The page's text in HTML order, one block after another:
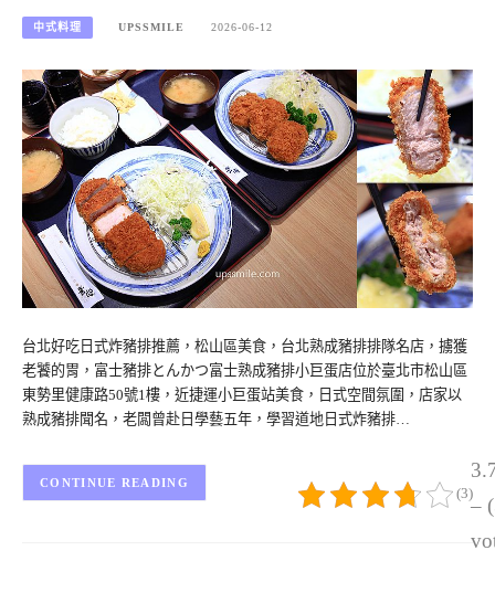
中式料理 UPSSMILE 2026-06-12
台北好吃日式炸豬排推薦，松山區美食，台北熟成豬排排隊名店，擄獲
老饕的胃，富士豬排とんかつ富士熟成豬排小巨蛋店位於臺北市松山區
東勢里健康路50號1樓，近捷運小巨蛋站美食，日式空間氛圍，店家以
熟成豬排聞名，老闆曾赴日學藝五年，學習道地日式炸豬排…
–
(3)
CONTINUE READING